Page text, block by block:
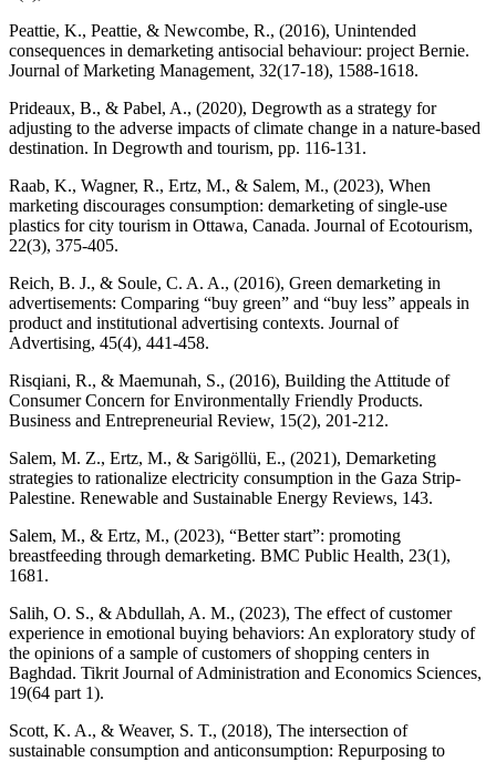
Peattie, K., Peattie, & Newcombe, R., (2016), Unintended
consequences in demarketing antisocial behaviour: project Bernie.
Prideaux, B., & Pabel, A., (2020), Degrowth as a strategy for
adjusting to the adverse impacts of climate change in a nature-based
Raab, K., Wagner, R., Ertz, M., & Salem, M., (2023), When
marketing discourages consumption: demarketing of single-use
plastics for city tourism in Ottawa, Canada. Journal of Ecotourism,
Reich, B. J., & Soule, C. A. A., (2016), Green demarketing in
advertisements: Comparing “buy green” and “buy less” appeals in
product and institutional advertising contexts. Journal of
Risqiani, R., & Maemunah, S., (2016), Building the Attitude of
Consumer Concern for Environmentally Friendly Products.
Salem, M. Z., Ertz, M., & Sarigӧllü, E., (2021), Demarketing
strategies to rationalize electricity consumption in the Gaza Strip-
Salem, M., & Ertz, M., (2023), “Better start”: promoting
breastfeeding through demarketing. BMC Public Health, 23(1),
Salih, O. S., & Abdullah, A. M., (2023), The effect of customer
experience in emotional buying behaviors: An exploratory study of
the opinions of a sample of customers of shopping centers in
Baghdad. Tikrit Journal of Administration and Economics Sciences,
Scott, K. A., & Weaver, S. T., (2018), The intersection of
sustainable consumption and anticonsumption: Repurposing to